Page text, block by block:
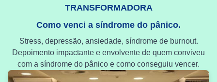
TRANSFORMADORA
Como venci a síndrome do pânico.
Stress, depressão, ansiedade, síndrome de burnout.
Depoimento impactante e envolvente de quem conviveu
com a síndrome do pânico e como conseguiu vencer.